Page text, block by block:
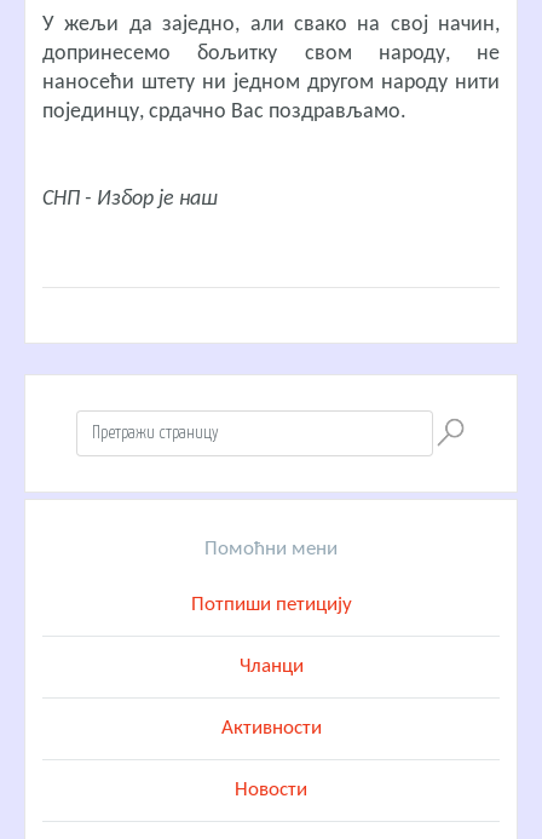
У жељи да заједно, али свако на свој начин,
допринесемо бољитку свом народу, не
наносећи штету ни једном другом народу нити
појединцу, срдачно Вас поздрављамо.
СНП - Избор је наш
Помоћни мени
Потпиши петицију
Чланци
Активности
Новости